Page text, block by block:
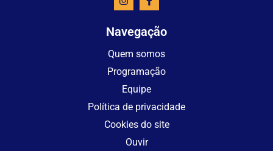
Navegação
Quem somos
Programação
Equipe
Política de privacidade
Cookies do site
Ouvir